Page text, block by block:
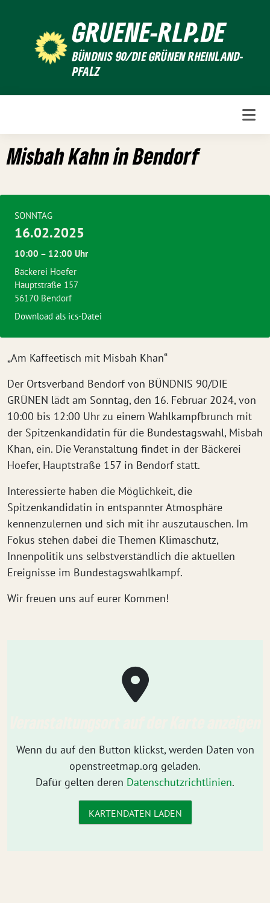
GRUENE-RLP.DE
BÜNDNIS 90/DIE GRÜNEN RHEINLAND-
PFALZ
Misbah Kahn in Bendorf
„Am Kaffeetisch mit Misbah Khan“
Der Ortsverband Bendorf von BÜNDNIS 90/DIE
GRÜNEN lädt am Sonntag, den 16. Februar 2024, von
10:00 bis 12:00 Uhr zu einem Wahlkampfbrunch mit
der Spitzenkandidatin für die Bundestagswahl, Misbah
Khan, ein. Die Veranstaltung findet in der Bäckerei
Hoefer, Hauptstraße 157 in Bendorf statt.
Interessierte haben die Möglichkeit, die
Spitzenkandidatin in entspannter Atmosphäre
kennenzulernen und sich mit ihr auszutauschen. Im
Fokus stehen dabei die Themen Klimaschutz,
Innenpolitik uns selbstverständlich die aktuellen
Ereignisse im Bundestagswahlkampf.
Wir freuen uns auf eurer Kommen!
SONNTAG
16.02.2025
10:00 – 12:00 Uhr
Bäckerei Hoefer
Hauptstraße 157
56170 Bendorf
Download als ics-Datei
Wenn du auf den Button klickst, werden Daten von
openstreetmap.org geladen.
Dafür gelten deren Datenschutzrichtlinien.
KARTENDATEN LADEN